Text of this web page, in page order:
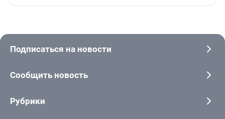
Подписаться на новости
Сообщить новость
Рубрики